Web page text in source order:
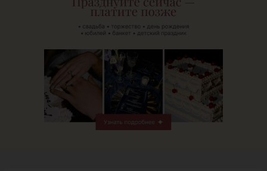
ЭФФЕКТИВНАЯ РЕКЛАМА НА САЙТЕ